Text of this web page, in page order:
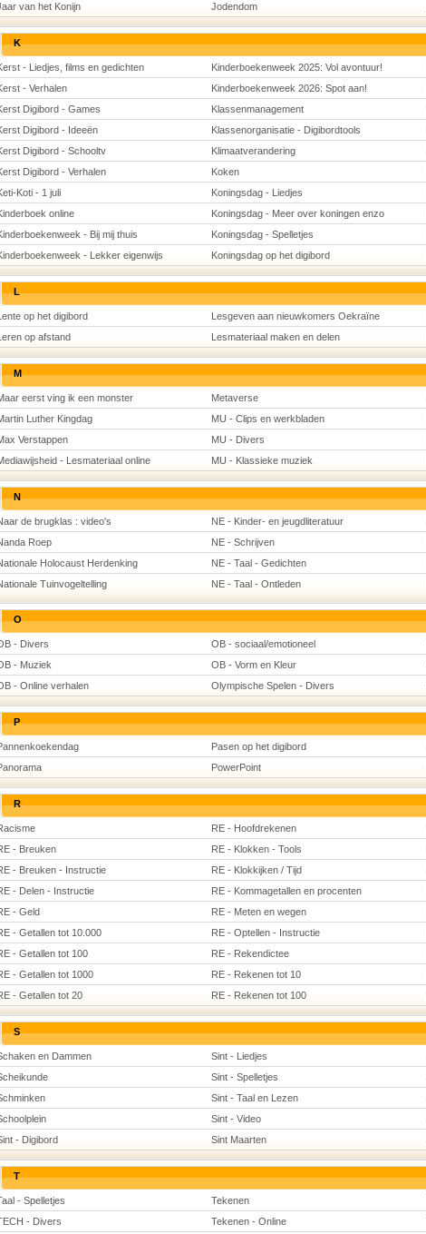
van het Konijn Jodendom
K
- Liedjes, films en gedichten Kinderboekenweek 2025: Vol avontuur!
- Verhalen
Kinderboekenweek 2026: Spot aan!
Digibord - Games
Klassenmanagement
Digibord - Ideeën
Klassenorganisatie - Digibordtools
Digibord - Schooltv
Klimaatverandering
Digibord - Verhalen
Koken
Koti - 1 juli
Koningsdag - Liedjes
online
Koningsdag - Meer over koningen enzo
- Bij mij thuis
Koningsdag - Spelletjes
- Lekker eigenwijs
Koningsdag op het digibord
L
op het digibord Lesgeven aan nieuwkomers Oekraïne
op afstand
Lesmateriaal maken en delen
M
eerst ving ik een monster Metaverse
Luther Kingdag
MU - Clips en werkbladen
Verstappen
MU - Divers
- Lesmateriaal online
MU - Klassieke muziek
N
de brugklas : video's NE - Kinder- en jeugdliteratuur
Roep
NE - Schrijven
Holocaust Herdenking
NE - Taal - Gedichten
Tuinvogeltelling
NE - Taal - Ontleden
O
- Divers OB - sociaal/emotioneel
- Muziek
OB - Vorm en Kleur
- Online verhalen
Olympische Spelen - Divers
P
Pasen op het digibord
PowerPoint
R
RE - Hoofdrekenen
- Breuken
RE - Klokken - Tools
- Breuken - Instructie
RE - Klokkijken / Tijd
- Delen - Instructie
RE - Kommagetallen en procenten
- Geld
RE - Meten en wegen
- Getallen tot 10.000
RE - Optellen - Instructie
- Getallen tot 100
RE - Rekendictee
- Getallen tot 1000
RE - Rekenen tot 10
- Getallen tot 20
RE - Rekenen tot 100
S
en Dammen Sint - Liedjes
Sint - Spelletjes
Sint - Taal en Lezen
Sint - Video
- Digibord
Sint Maarten
T
- Spelletjes Tekenen
- Divers
Tekenen - Online